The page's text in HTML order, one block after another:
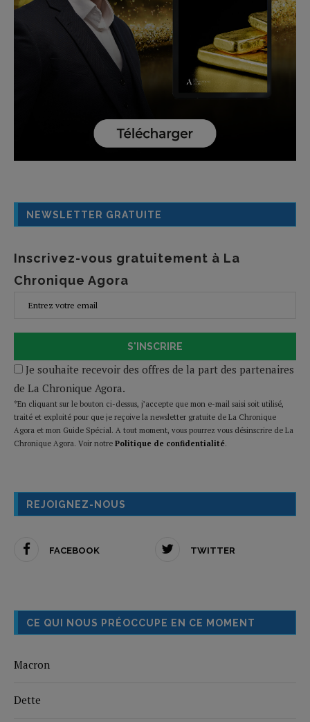
NEWSLETTER GRATUITE
Inscrivez-vous gratuitement à La
Chronique Agora
S'INSCRIRE
Je souhaite recevoir des offres de la part des partenaires
de La Chronique Agora.
*En cliquant sur le bouton ci-dessus, j’accepte que mon e-mail saisi soit utilisé,
traité et exploité pour que je reçoive la newsletter gratuite de La Chronique
Agora et mon Guide Spécial. A tout moment, vous pourrez vous désinscrire de La
Chronique Agora. Voir notre Politique de confidentialité.
REJOIGNEZ-NOUS
FACEBOOK TWITTER
CE QUI NOUS PRÉOCCUPE EN CE MOMENT
Macron
Dette